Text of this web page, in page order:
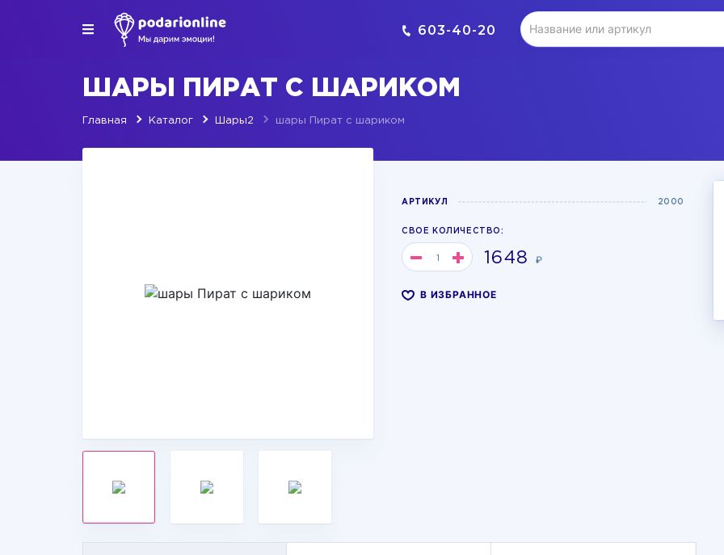
603-40-20
ШАРЫ ПИРАТ С ШАРИКОМ
Главная Каталог Шары2 шары Пират с шариком
АРТИКУЛ 2000
СВОЕ КОЛИЧЕСТВО:
1648 ₽
В ИЗБРАННОЕ